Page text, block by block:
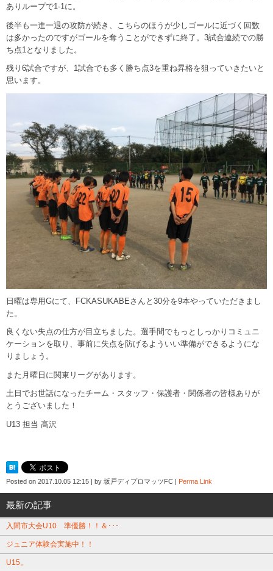
ありループで1-1に。
後半も一進一退の攻防が続き、こちらのほうが少しゴールに近づく回数
は多かったのですがゴールを奪うことができずに終了。3試合連続での勝
ち点1となりました。
残り6試合ですが、1試合でも多く勝ち点3を重ね昇格を狙っていきたいと
思います。
日曜は専用Gにて、FCKASUKABEさんと30分を9本やっていただきまし
た。
良くない失点の仕方が目立ちました。選手間でもっとしっかりコミュニ
ケーションを取り、事前に失点を防げるよういい準備ができるようにな
りましょう。
また月曜日に関東リーグがあります。
土日でお世話になったチーム・スタッフ・保護者・関係者の皆様ありが
とうございました！
U13 担当 髙沢
Posted on 2017.10.05 12:15 | by 坂戸ディプロマッツFC | Perma Link
最新の記事
入間市大会U10 準優勝！！＆･･･
ジュニア体験会実施中！！
U15。